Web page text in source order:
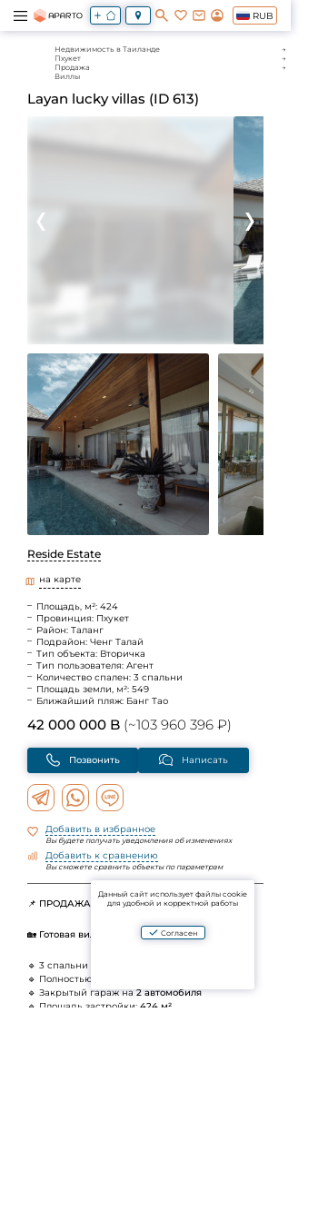
RUB
Недвижимость в Таиланде
Пхукет
Продажа
Виллы
Layan lucky villas (ID 613)
Reside Estate
на карте
Площадь, м²: 424
Провинция: Пхукет
Район: Таланг
Подрайон: Ченг Талай
Тип объекта: Вторичка
Тип пользователя: Агент
Количество спален: 3 спальни
Площадь земли, м²: 549
Ближайший пляж: Банг Тао
42 000 000 B (~103 960 396 ₽)
Позвонить Написать
Добавить в избранное
Вы будете получать уведомления об изменениях
Добавить к сравнению
Вы сможете сравнить объекты по параметрам
📌 ПРОДАЖА | Layan Lucky Villas
🏡 Готовая вилла от собственника (Resale)
🔹 3 спальни
🔹 Полностью меблирована
🔹 Закрытый гараж на2 автомобиля
🔹 Площадь застройки: 424 м²
Данный сайт использует файлы cookie
для удобной и корректной работы
Согласен